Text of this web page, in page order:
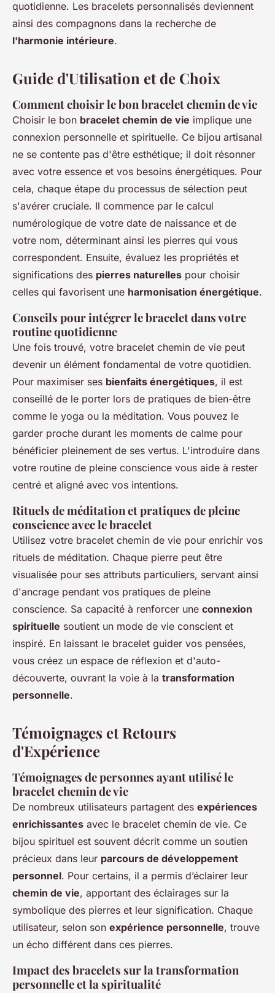
quotidienne. Les bracelets personnalisés deviennent
ainsi des compagnons dans la recherche de
l'harmonie intérieure.
Guide d'Utilisation et de Choix
Comment choisir le bon bracelet chemin de vie
Choisir le bon bracelet chemin de vie implique une
connexion personnelle et spirituelle. Ce bijou artisanal
ne se contente pas d'être esthétique; il doit résonner
avec votre essence et vos besoins énergétiques. Pour
cela, chaque étape du processus de sélection peut
s'avérer cruciale. Il commence par le calcul
numérologique de votre date de naissance et de
votre nom, déterminant ainsi les pierres qui vous
correspondent. Ensuite, évaluez les propriétés et
significations des pierres naturelles pour choisir
celles qui favorisent une harmonisation énergétique.
Conseils pour intégrer le bracelet dans votre
routine quotidienne
Une fois trouvé, votre bracelet chemin de vie peut
devenir un élément fondamental de votre quotidien.
Pour maximiser ses bienfaits énergétiques, il est
conseillé de le porter lors de pratiques de bien-être
comme le yoga ou la méditation. Vous pouvez le
garder proche durant les moments de calme pour
bénéficier pleinement de ses vertus. L'introduire dans
votre routine de pleine conscience vous aide à rester
centré et aligné avec vos intentions.
Rituels de méditation et pratiques de pleine
conscience avec le bracelet
Utilisez votre bracelet chemin de vie pour enrichir vos
rituels de méditation. Chaque pierre peut être
visualisée pour ses attributs particuliers, servant ainsi
d'ancrage pendant vos pratiques de pleine
conscience. Sa capacité à renforcer une connexion
spirituelle soutient un mode de vie conscient et
inspiré. En laissant le bracelet guider vos pensées,
vous créez un espace de réflexion et d'auto-
découverte, ouvrant la voie à la transformation
personnelle.
Témoignages et Retours
d'Expérience
Témoignages de personnes ayant utilisé le
bracelet chemin de vie
De nombreux utilisateurs partagent des expériences
enrichissantes avec le bracelet chemin de vie. Ce
bijou spirituel est souvent décrit comme un soutien
précieux dans leur parcours de développement
personnel. Pour certains, il a permis d’éclairer leur
chemin de vie, apportant des éclairages sur la
symbolique des pierres et leur signification. Chaque
utilisateur, selon son expérience personnelle, trouve
un écho différent dans ces pierres.
Impact des bracelets sur la transformation
personnelle et la spiritualité